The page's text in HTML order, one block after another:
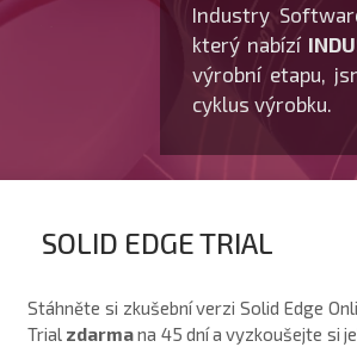
Industry
který nabízí
výrobní etapu,
cyklus výrobku.
VÍCE ...
SOLID EDGE TRIAL
Stáhněte si zkušební verzi Solid Edge
Trial zdarmana 45 dní a vyzkoušejte si